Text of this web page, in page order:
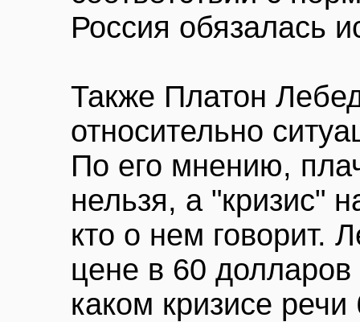
Россия обязалась
Также Платон
относительно
По его мнению,
нельзя, а "кризис"
кто о нем говорит.
цене в 60
каком кризисе